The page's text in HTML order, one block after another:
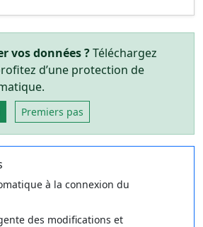
vos données ?Téléchargez
d’une protection de
Premiers pas
à la connexion du
des modifications et